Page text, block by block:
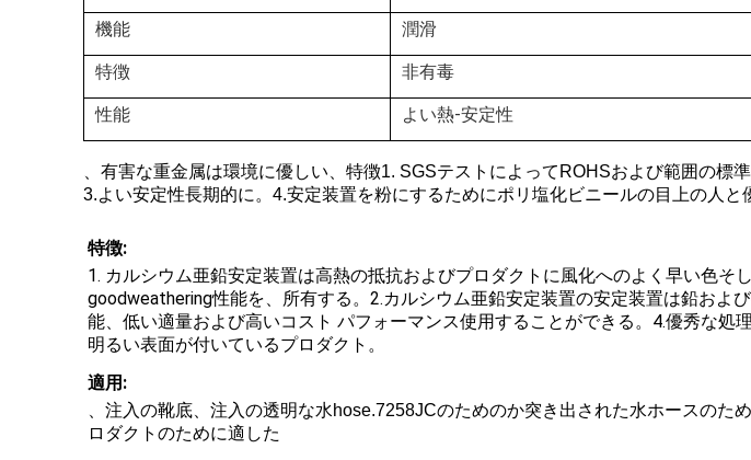
機能 潤滑
特徴 非有毒
性能 よい熱-安定性
、有害な重金属は環境に優しい、特徴1. SGSテストによってROHSおよび範囲の
3.よい安定性長期的に。4.安定装置を粉にするためにポリ塩化ビニールの目上の人
特徴:
1. カルシウム亜鉛安定装置は高熱の抵抗およびプロダクトに風化へのよく早い色
goodweathering性能を、所有する。2.カルシウム亜鉛安定装置の安定装置は鉛お
能、低い適量および高いコスト パフォーマンス使用することができる。4.優秀な
明るい表面が付いているプロダクト。
適用:
、注入の靴底、注入の透明な水hose.7258JCのためのか突き出された水ホースの
ロダクトのために適した